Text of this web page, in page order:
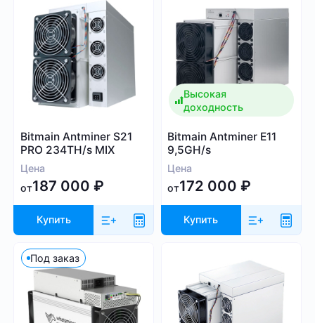
9 999
SHA-256
Scrypt
Kadena
Eaglesong
Ethash
X11
kHeavyHash
Sia
Посмотреть все
Bitmain Antminer S21
PRO 234TH/s MIX
Цена
от187 000 ₽
Купить
Высокая
доходность
Bitmain Antminer E11
9,5GH/s
Цена
от172 000₽
Купить
Под заказ